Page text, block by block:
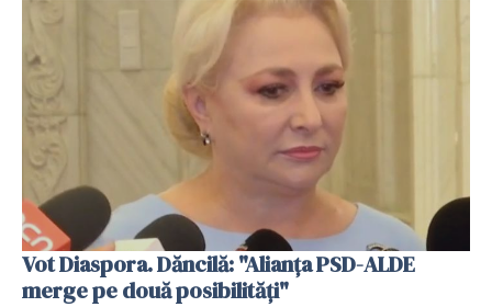
Vot Diaspora. Dăncilă: "Alianţa PSD-ALDE
merge pe două posibilităţi"